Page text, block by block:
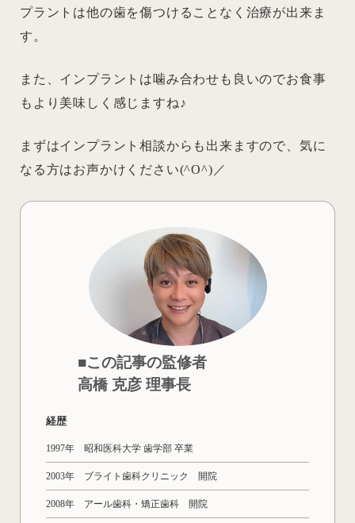
プラントは他の歯を傷つけることなく治療が出来ま
す。
また、インプラントは噛み合わせも良いのでお食事
もより美味しく感じますね♪
まずはインプラント相談からも出来ますので、気に
なる方はお声かけください(^O^)／
■この記事の監修者
高橋 克彦 理事長
経歴
1997年 昭和医科大学 歯学部 卒業
2003年 ブライト歯科クリニック 開院
2008年 アール歯科・矯正歯科 開院